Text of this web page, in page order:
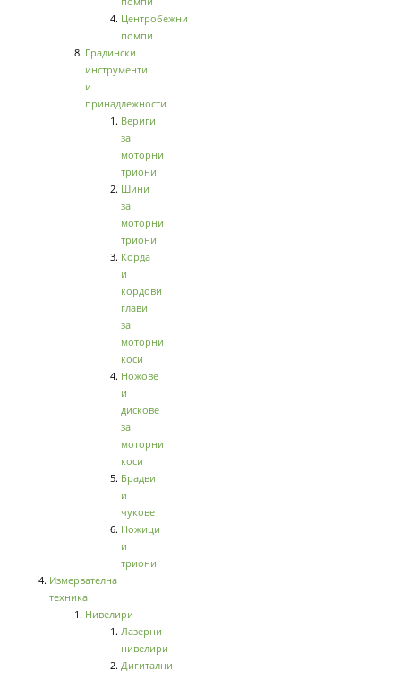
Центробежни
помпи
Градински
инструменти
и
принадлежности
Вериги
за
моторни
триони
Шини
за
моторни
триони
Корда
и
кордови
глави
за
моторни
коси
Ножове
и
дискове
за
моторни
коси
Брадви
и
чукове
Ножици
и
триони
Измервателна
техника
Нивелири
Лазерни
нивелири
Дигитални